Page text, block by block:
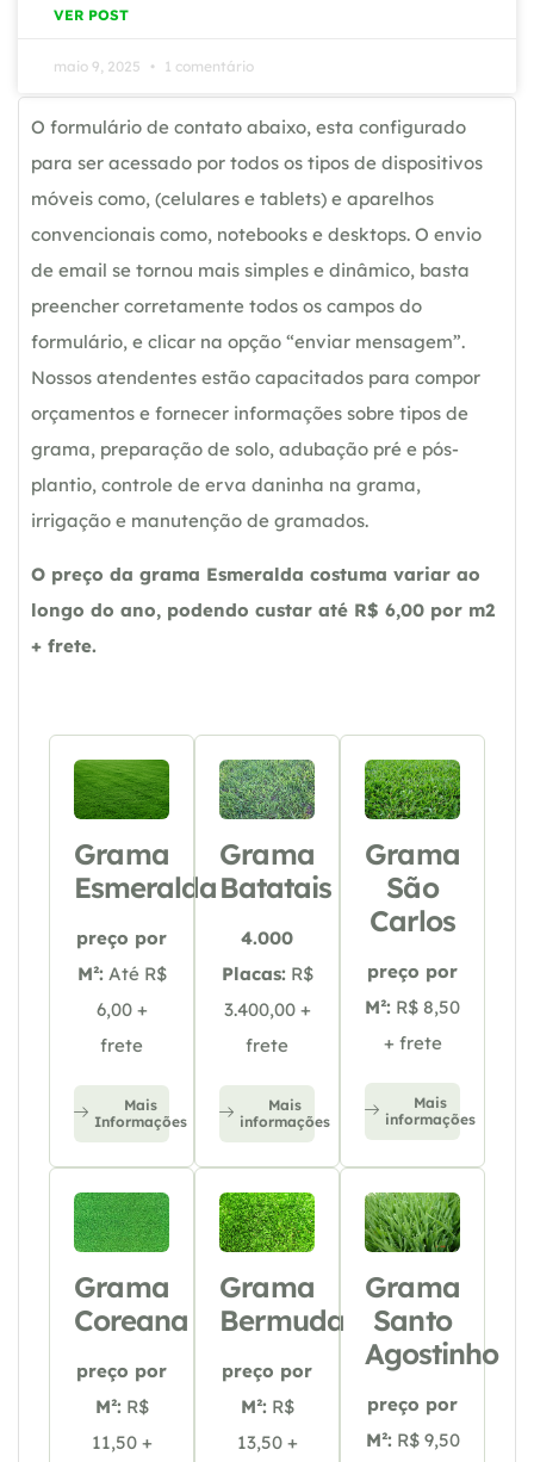
VER POST
maio 9, 2025 1 comentário
O formulário de contato abaixo, esta configurado
para ser acessado por todos os tipos de dispositivos
móveis como, (celulares e tablets) e aparelhos
convencionais como, notebooks e desktops. O envio
de email se tornou mais simples e dinâmico, basta
preencher corretamente todos os campos do
formulário, e clicar na opção “enviar mensagem”.
Nossos atendentes estão capacitados para compor
orçamentos e fornecer informações sobre tipos de
grama, preparação de solo, adubação pré e pós-
plantio, controle de erva daninha na grama,
irrigação e manutenção de gramados.
O preço da grama Esmeralda costuma variar ao
longo do ano, podendo custar até R$ 6,00 por m2
+ frete.
Grama
Esmeralda
preço por
M²: Até R$
6,00 +
frete
Mais
Informações
Grama
Batatais
4.000
Placas: R$
3.400,00 +
frete
Mais
informações
Grama
São
Carlos
preço por
M²: R$ 8,50
+ frete
Mais
informações
Grama
Coreana
preço por
M²: R$
11,50 +
Grama
Bermuda
preço por
M²: R$
13,50 +
Grama
Santo
Agostinho
preço por
M²: R$ 9,50